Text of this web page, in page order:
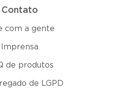
Contato
com a gente
Imprensa
de produtos
de LGPD